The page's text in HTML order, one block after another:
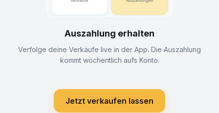
Auszahlung erhalten
Verfolge deine Verkäufe live in der App. Die Auszahlung
kommt wöchentlich aufs Konto.
Jetzt verkaufen lassen